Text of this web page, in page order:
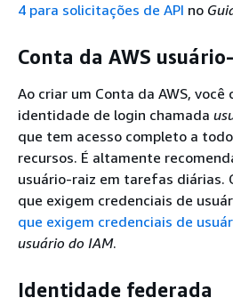
4 para solicitações de API no
Conta da AWS
Ao criar um Conta da AWS, você
identidade de login chamada
que tem acesso completo a
recursos. É altamente
usuário-raiz em tarefas diárias.
que exigem credenciais de
que exigem credenciais de
usuário do IAM.
Identidade federada